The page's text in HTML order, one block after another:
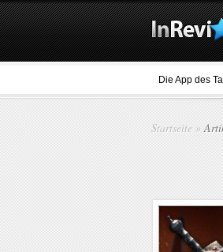
Die App des
Startseite »